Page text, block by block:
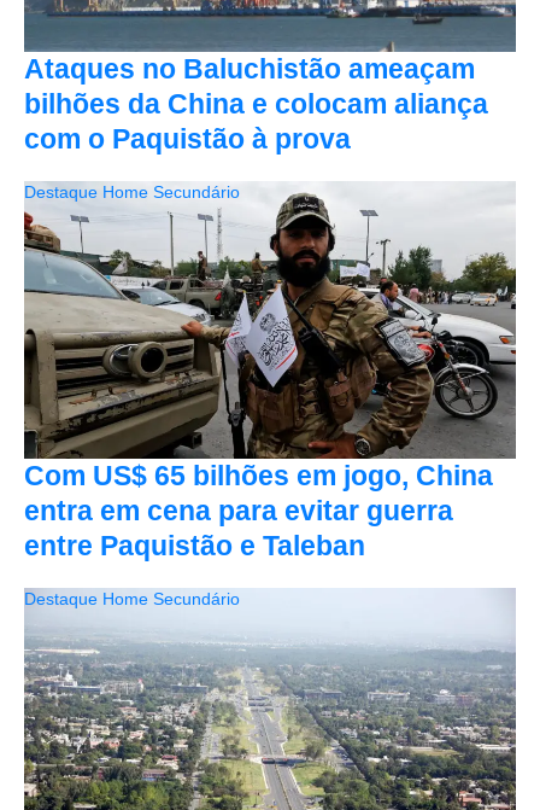
Ataques no Baluchistão ameaçam
bilhões da China e colocam aliança
com o Paquistão à prova
Com US$ 65 bilhões em jogo, China
entra em cena para evitar guerra
entre Paquistão e Taleban
Destaque Home Secundário
Destaque Home Secundário